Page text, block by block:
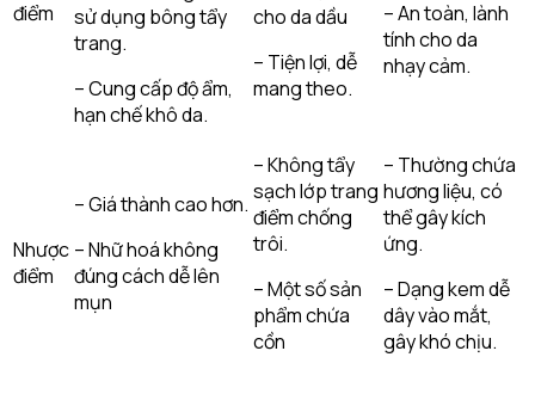
điểm
sử dụng bông tẩy
trang.
– Cung cấp độ ẩm,
hạn chế khô da.
cho da dầu
– Tiện lợi, dễ
mang theo.
– An toàn, lành
tính cho da
nhạy cảm.
Nhược
điểm
– Giá thành cao hơn.
– Nhữ hoá không
đúng cách dễ lên
mụn
– Không tẩy
sạch lớp trang
điểm chống
trôi.
– Một số sản
phẩm chứa
cồn
– Thường chứa
hương liệu, có
thể gây kích
ứng.
– Dạng kem dễ
dây vào mắt,
gây khó chịu.